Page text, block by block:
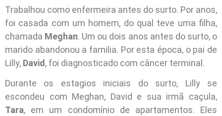
Trabalhou como enfermeira antes do surto. Por anos,
foi casada com um homem, do qual teve uma filha,
chamada Meghan. Um ou dois anos antes do surto, o
marido abandonou a familia. Por esta época, o pai de
Lilly, David, foi diagnosticado com câncer terminal.
Durante os estagios iniciais do surto, Lilly se
escondeu com Meghan, David e sua irmã caçula,
Tara, em um condomínio de apartamentos. Eles